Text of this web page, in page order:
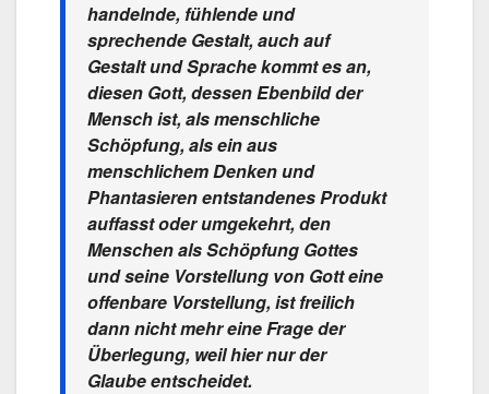
handelnde, fühlende und
sprechende Gestalt, auch auf
Gestalt und Sprache kommt es an,
diesen Gott, dessen Ebenbild der
Mensch ist, als menschliche
Schöpfung, als ein aus
menschlichem Denken und
Phantasieren entstandenes Produkt
auffasst oder umgekehrt, den
Menschen als Schöpfung Gottes
und seine Vorstellung von Gott eine
offenbare Vorstellung, ist freilich
dann nicht mehr eine Frage der
Überlegung, weil hier nur der
Glaube entscheidet.